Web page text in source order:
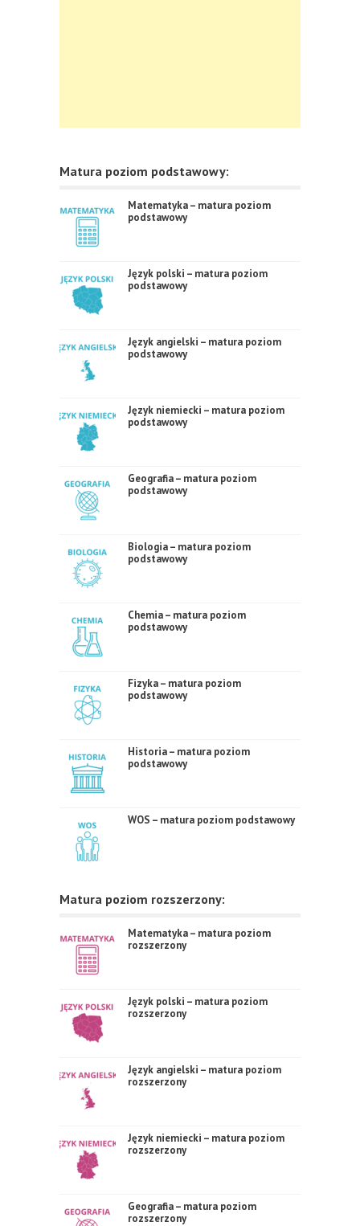
Matura poziom podstawowy:
Matematyka – matura poziom
podstawowy
Język polski – matura poziom
podstawowy
Język angielski – matura poziom
podstawowy
Język niemiecki – matura poziom
podstawowy
Geografia – matura poziom
podstawowy
Biologia – matura poziom
podstawowy
Chemia – matura poziom
podstawowy
Fizyka – matura poziom
podstawowy
Historia – matura poziom
podstawowy
WOS – matura poziom podstawowy
Matura poziom rozszerzony:
Matematyka – matura poziom
rozszerzony
Język polski – matura poziom
rozszerzony
Język angielski – matura poziom
rozszerzony
Język niemiecki – matura poziom
rozszerzony
Geografia – matura poziom
rozszerzony